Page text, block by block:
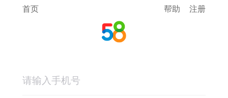
首页 帮助 注册